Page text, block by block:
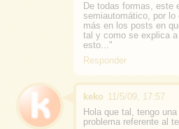
De todas formas, este
semiautomático, por
más en los posts en
tal y como se explica
esto..."
Responder
keko 11/5/09, 17:57
Hola que tal, tengo
problema referente al